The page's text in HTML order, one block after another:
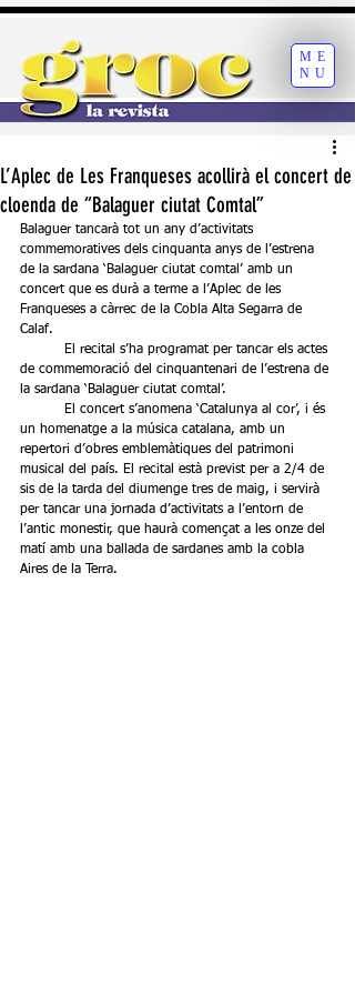
ME
NU
L’Aplec de Les Franqueses acollirà el concert de
cloenda de “Balaguer ciutat Comtal”
Balaguer tancarà tot un any d’activitats
commemoratives dels cinquanta anys de l’estrena
de la sardana ‘Balaguer ciutat comtal’ amb un
concert que es durà a terme a l’Aplec de les
Franqueses a càrrec de la Cobla Alta Segarra de
Calaf.
de commemoració del cinquantenari de l’estrena de
la sardana ‘Balaguer ciutat comtal’.
un homenatge a la música catalana, amb un
repertori d’obres emblemàtiques del patrimoni
musical del país. El recital està previst per a 2/4 de
sis de la tarda del diumenge tres de maig, i servirà
per tancar una jornada d’activitats a l’entorn de
l’antic monestir, que haurà començat a les onze del
matí amb una ballada de sardanes amb la cobla
Aires de la Terra.